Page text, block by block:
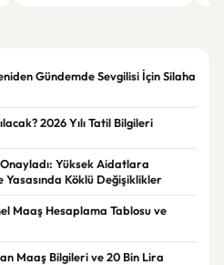
Gündemde Sevgilisi İçin Silaha
2026 Yılı Tatil Bilgileri
Yüksek Aidatlara
Yasasında Köklü Değişiklikler
Maaş Hesaplama Tablosu ve
Maaş Bilgileri ve 20 Bin Lira